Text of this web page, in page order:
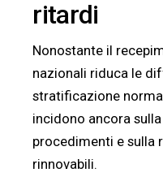
ritardi
Nonostante il
nazionali riduca le
stratificazione
incidono ancora
procedimenti e sulla
rinnovabili.